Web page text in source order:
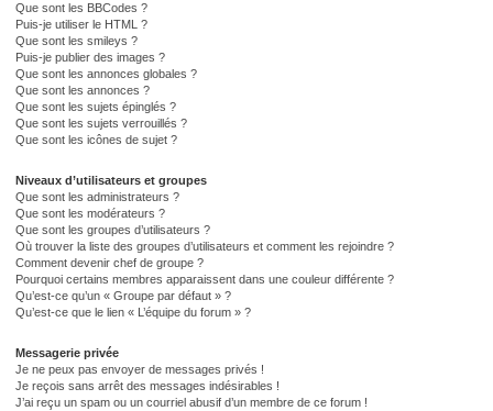
Que sont les BBCodes ?
Puis-je utiliser le HTML ?
Que sont les smileys ?
Puis-je publier des images ?
Que sont les annonces globales ?
Que sont les annonces ?
Que sont les sujets épinglés ?
Que sont les sujets verrouillés ?
Que sont les icônes de sujet ?
Niveaux d’utilisateurs et groupes
Que sont les administrateurs ?
Que sont les modérateurs ?
Que sont les groupes d’utilisateurs ?
Où trouver la liste des groupes d’utilisateurs et comment les rejoindre ?
Comment devenir chef de groupe ?
Pourquoi certains membres apparaissent dans une couleur différente ?
Qu’est-ce qu’un « Groupe par défaut » ?
Qu’est-ce que le lien « L’équipe du forum » ?
Messagerie privée
Je ne peux pas envoyer de messages privés !
Je reçois sans arrêt des messages indésirables !
J’ai reçu un spam ou un courriel abusif d’un membre de ce forum !